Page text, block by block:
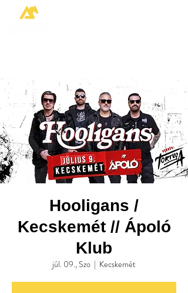
Hooligans /
Kecskemét // Ápoló
Klub
júl. 09., Szo
  |
Kecskemét